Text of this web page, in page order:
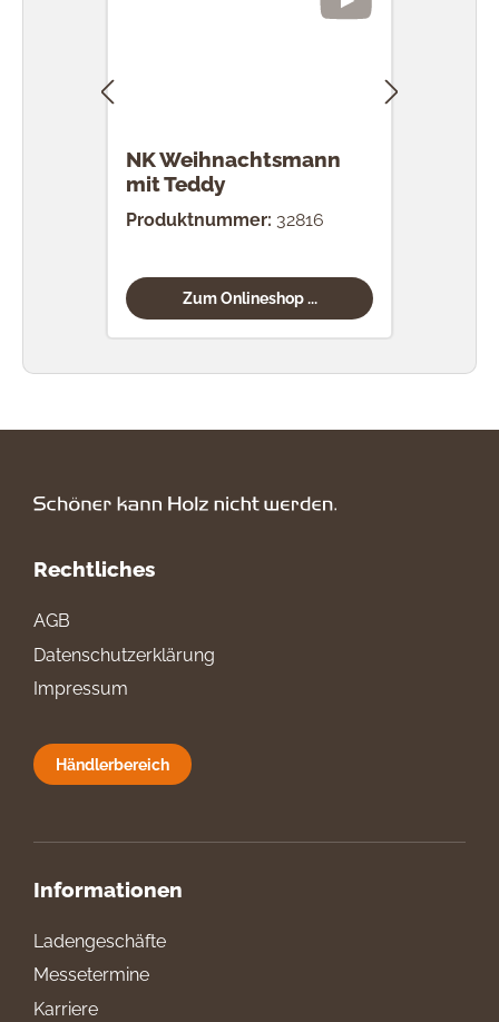
NK Weihnachtsmann
mit Teddy
Produktnummer: 32816
Zum Onlineshop ...
Rechtliches
AGB
Datenschutzerklärung
Impressum
Händlerbereich
Informationen
Ladengeschäfte
Messetermine
Karriere